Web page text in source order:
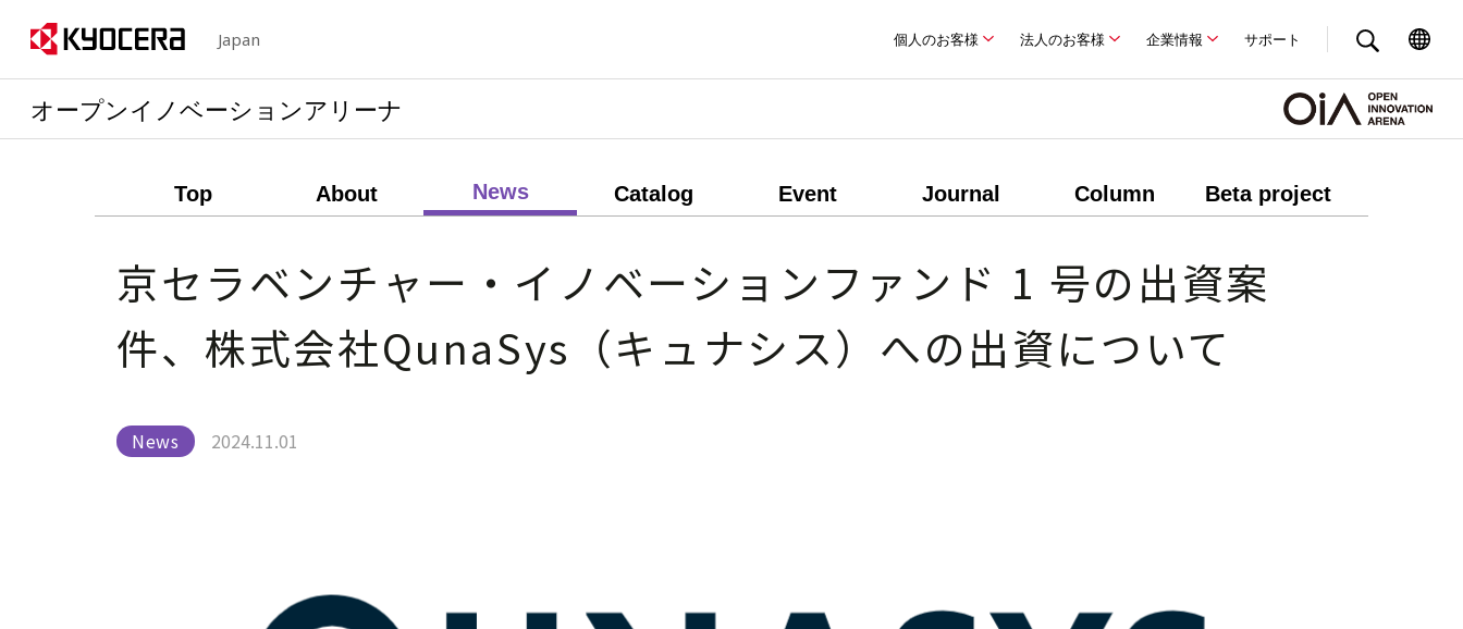
Japan 個人のお客様 法人のお客様 企業情報 サポート
オープンイノベーションアリーナ
Top About News Catalog Event Journal Column Beta project
京セラベンチャー・イノベーションファンド 1 号の出資案
件、株式会社QunaSys（キュナシス）への出資について
News 2024.11.01